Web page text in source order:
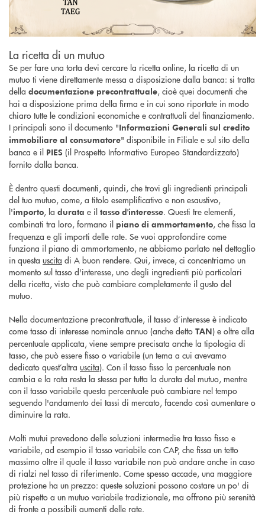
La ricetta di un mutuo
Se per fare una torta devi cercare la ricetta online, la ricetta di un
mutuo ti viene direttamente messa a disposizione dalla banca: si tratta
della documentazione precontrattuale, cioè quei documenti che
hai a disposizione prima della firma e in cui sono riportate in modo
chiaro tutte le condizioni economiche e contrattuali del finanziamento.
I principali sono il documento "Informazioni Generali sul credito
immobiliare al consumatore" disponibile in Filiale e sul sito della
banca e il PIES (il Prospetto Informativo Europeo Standardizzato)
fornito dalla banca.
È dentro questi documenti, quindi, che trovi gli ingredienti principali
del tuo mutuo, come, a titolo esemplificativo e non esaustivo,
l'importo, la durata e il tasso d'interesse. Questi tre elementi,
combinati tra loro, formano il piano di ammortamento, che fissa la
frequenza e gli importi delle rate. Se vuoi approfondire come
funziona il piano di ammortamento, ne abbiamo parlato nel dettaglio
in questa uscita di A buon rendere. Qui, invece, ci concentriamo un
momento sul tasso d'interesse, uno degli ingredienti più particolari
della ricetta, visto che può cambiare completamente il gusto del
mutuo.
Nella documentazione precontrattuale, il tasso d’interesse è indicato
come tasso di interesse nominale annuo (anche detto TAN) e oltre alla
percentuale applicata, viene sempre precisata anche la tipologia di
tasso, che può essere fisso o variabile (un tema a cui avevamo
dedicato quest’altra uscita). Con il tasso fisso la percentuale non
cambia e la rata resta la stessa per tutta la durata del mutuo, mentre
con il tasso variabile questa percentuale può cambiare nel tempo
seguendo l'andamento dei tassi di mercato, facendo così aumentare o
diminuire la rata.
Molti mutui prevedono delle soluzioni intermedie tra tasso fisso e
variabile, ad esempio il tasso variabile con CAP, che fissa un tetto
massimo oltre il quale il tasso variabile non può andare anche in caso
di rialzi nel tasso di riferimento. Come spesso accade, una maggiore
protezione ha un prezzo: queste soluzioni possono costare un po' di
più rispetto a un mutuo variabile tradizionale, ma offrono più serenità
di fronte a possibili aumenti delle rate.